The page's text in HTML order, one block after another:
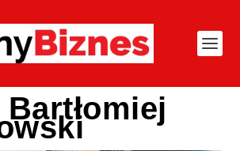
Bartłomiej